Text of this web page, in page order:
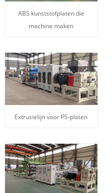
ABS kunststofplaten die
machine maken
Extrusielijn voor PS-platen